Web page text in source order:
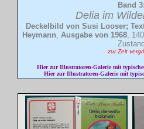
Band 3:
Deliaim
Deckelbild von Susi Looser;
Heymann, Ausgabe von 1968,
Zustand
zur Zeit
Hier zur Illustratoren-Galerie mit
Hier zur Illustratoren-Galerie mit